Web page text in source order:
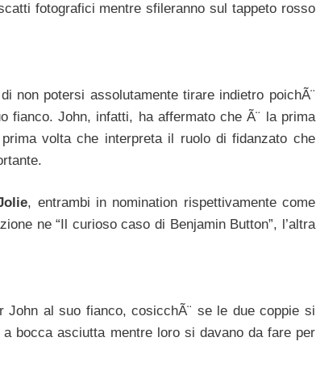
fotografici mentre sfileranno sul tappeto rosso
non potersi assolutamente tirare indietro poichÃ¨
fianco. John, infatti, ha affermato che Ã¨ la prima
volta che interpreta il ruolo di fidanzato che
, entrambi in nomination rispettivamente come
ne “Il curioso caso di Benjamin Button”, l’altra
al suo fianco, cosicchÃ¨ se le due coppie si
bocca asciutta mentre loro si davano da fare per